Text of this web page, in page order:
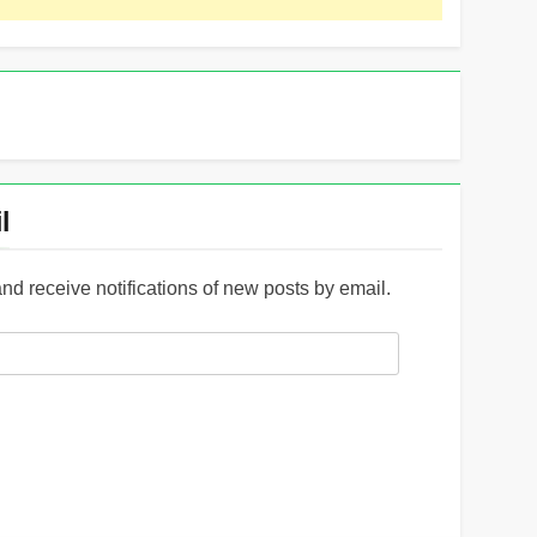
receive notifications of new posts by email.